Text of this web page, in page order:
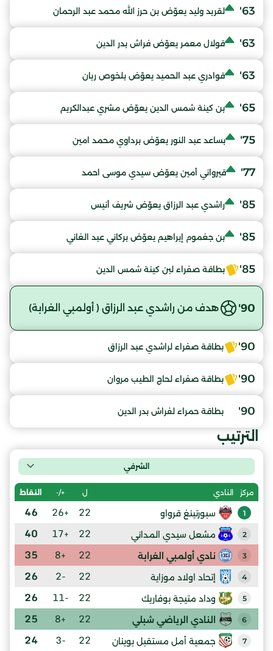
63' لقريد وليد يعوّض بن حرز الله محمد عبد الرحمان
63' قولال معمر يعوّض فراش بدر الدين
63' قوادري عبد الحميد يعوّض بلخوص ريان
65' بن كينة شمس الدين يعوّض مشري عبدالكريم
75' بساعد عبد النور يعوّض برداوي محمد امين
77' قيرواني أمين يعوّض سيدي موسى احمد
85' راشدي عبد الرزاق يعوّض شريف أنيس
85' بن جغموم إبراهيم يعوّض بركاني عبد الغاني
85' بطاقة صفراء لبن كينة شمس الدين
90' هدف من راشدي عبد الرزاق ( أولمبي الغرابة)
90' بطاقة صفراء لراشدي عبد الرزاق
90' بطاقة صفراء لحاج الطيب مروان
90' بطاقة حمراء لفراش بدر الدين
الترتيب
الشرفي
مركز النادي ل +/- النقاط
1 سبورتينغ قرواو 22
+26
46
2 مشعل سيدي المداني 22
+17
40
3 نادي أولمبي الغرابة 22
+8
35
4 إتحاد اولاد موزاية 22
-2
26
5 وداد متيجة بوفاريك 22
-11
26
6 النادي الرياضي شبلي 22
+8
25
7 جمعية أمل مستقبل بوينان 22
-3
24